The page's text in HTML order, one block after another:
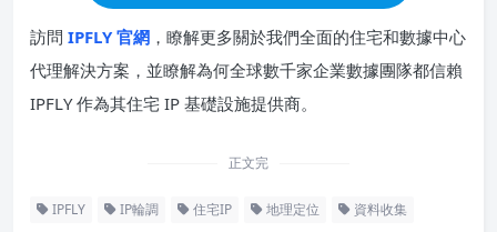
訪問 IPFLY 官網 ，瞭解更多關於我們全面的住宅和數據中心
代理解決方案，並瞭解為何全球數千家企業數據團隊都信賴
IPFLY 作為其住宅 IP 基礎設施提供商。
正文完
IPFLY IP輪調 住宅IP 地理定位 資料收集